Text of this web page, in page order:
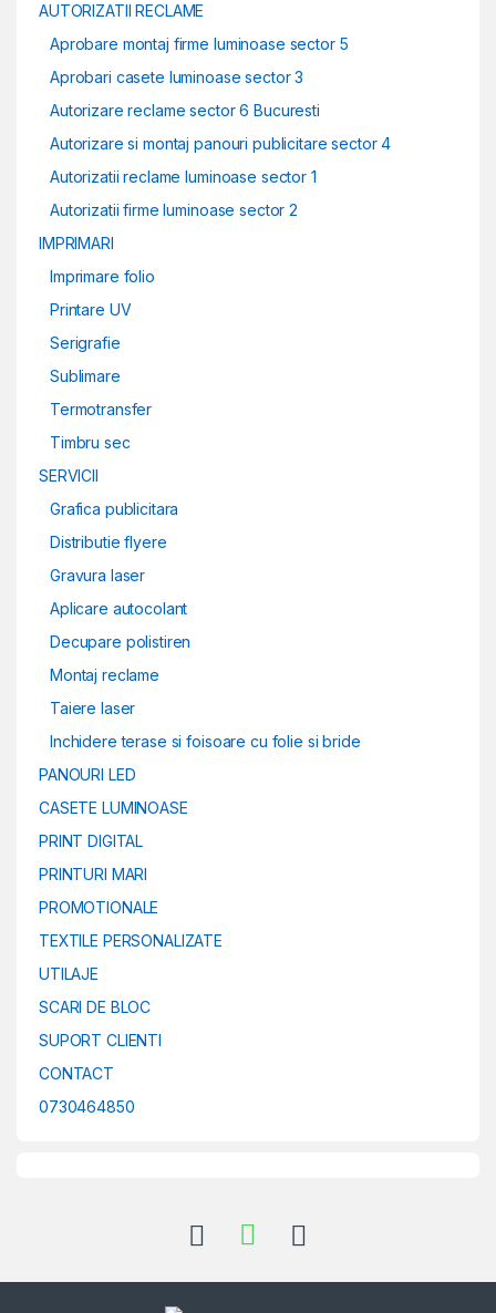
AUTORIZATII RECLAME
Aprobare montaj firme luminoase sector 5
Aprobari casete luminoase sector 3
Autorizare reclame sector 6 Bucuresti
Autorizare si montaj panouri publicitare sector 4
Autorizatii reclame luminoase sector 1
Autorizatii firme luminoase sector 2
IMPRIMARI
Imprimare folio
Printare UV
Serigrafie
Sublimare
Termotransfer
Timbru sec
SERVICII
Grafica publicitara
Distributie flyere
Gravura laser
Aplicare autocolant
Decupare polistiren
Montaj reclame
Taiere laser
Inchidere terase si foisoare cu folie si bride
PANOURI LED
CASETE LUMINOASE
PRINT DIGITAL
PRINTURI MARI
PROMOTIONALE
TEXTILE PERSONALIZATE
UTILAJE
SCARI DE BLOC
SUPORT CLIENTI
CONTACT
0730464850